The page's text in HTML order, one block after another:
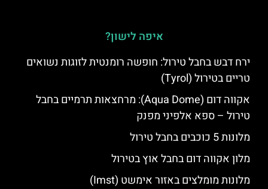
איפה לישון?
ירח דבש בחבל טירול: חופשה רומנטית לזוגות נשואים
טריים בטירול (Tyrol)
אקווה דום (Aqua Dome): מרחצאות תרמיים בחבל
טירול – ספא אלפיני מפנק
מלונות 5 כוכבים בחבל טירול
מלון אקווה דום בחבל אוץ בטירול
מלונות מומלצים באזור אימשט (Imst)